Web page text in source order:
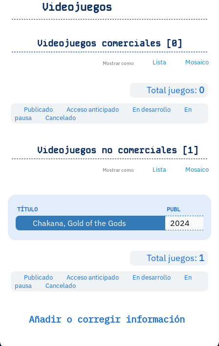
Videojuegos
Videojuegos comerciales [0]
Mostrar como Lista Mosaico
Total juegos: 0
Publicado Acceso anticipado En desarrollo
En
pausa
Cancelado
Videojuegos no comerciales [1]
Mostrar como Lista Mosaico
TÍTULO PUBL
Chakana, Gold of the Gods 2024
Total juegos: 1
Publicado Acceso anticipado En desarrollo
En
pausa
Cancelado
Añadir o corregir información